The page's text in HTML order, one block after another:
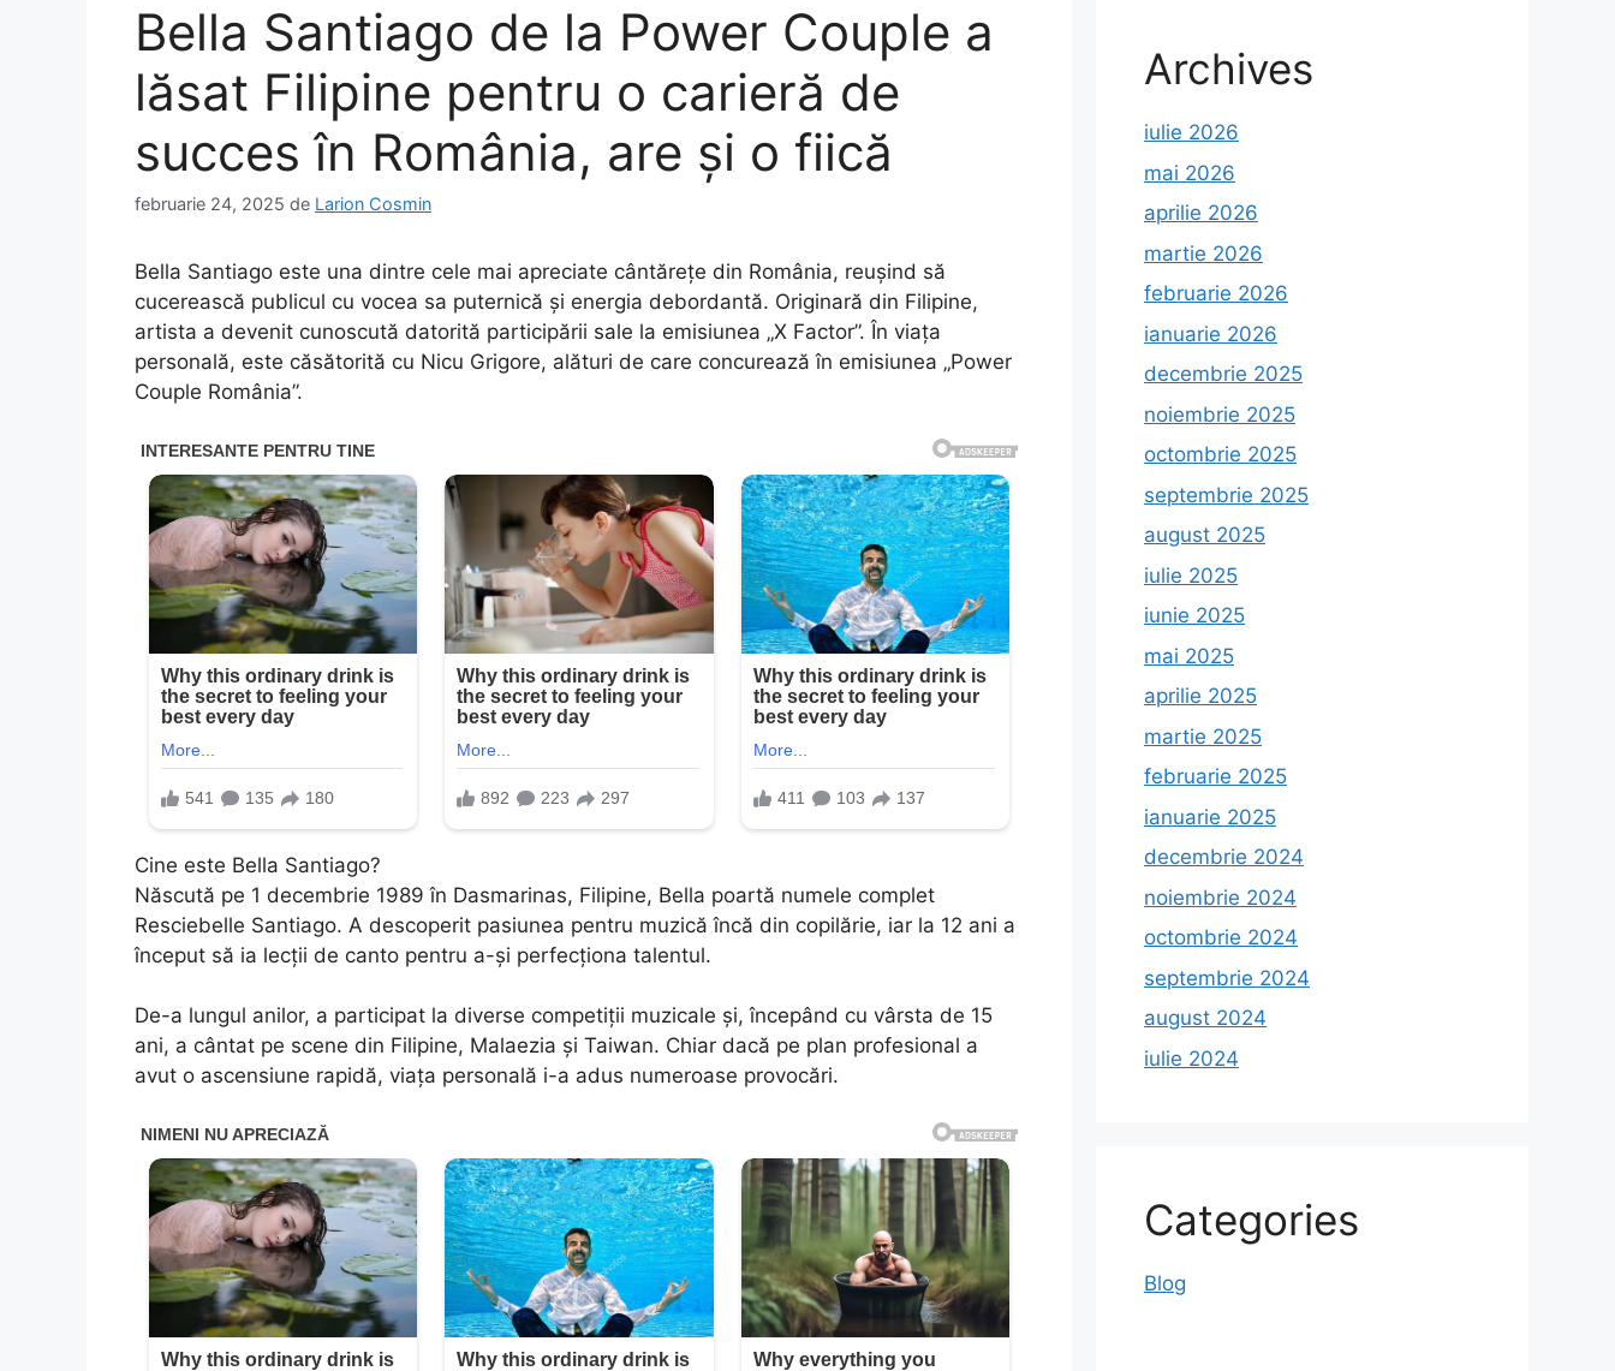
Bella Santiago de la Power Couple a
lăsat Filipine pentru o carieră de
succes în România, are și o fiică
februarie 24, 2025 de Larion Cosmin
Bella Santiago este una dintre cele mai apreciate cântărețe din România, reușind să
cucerească publicul cu vocea sa puternică și energia debordantă. Originară din Filipine,
artista a devenit cunoscută datorită participării sale la emisiunea „X Factor”. În viața
personală, este căsătorită cu Nicu Grigore, alături de care concurează în emisiunea „Power
Couple România”.
Cine este Bella Santiago?
Născută pe 1 decembrie 1989 în Dasmarinas, Filipine, Bella poartă numele complet
Resciebelle Santiago. A descoperit pasiunea pentru muzică încă din copilărie, iar la 12 ani a
început să ia lecții de canto pentru a-și perfecționa talentul.
De-a lungul anilor, a participat la diverse competiții muzicale și, începând cu vârsta de 15
ani, a cântat pe scene din Filipine, Malaezia și Taiwan. Chiar dacă pe plan profesional a
avut o ascensiune rapidă, viața personală i-a adus numeroase provocări.
Archives
iulie 2026
mai 2026
aprilie 2026
martie 2026
februarie 2026
ianuarie 2026
decembrie 2025
noiembrie 2025
octombrie 2025
septembrie 2025
august 2025
iulie 2025
iunie 2025
mai 2025
aprilie 2025
martie 2025
februarie 2025
ianuarie 2025
decembrie 2024
noiembrie 2024
octombrie 2024
septembrie 2024
august 2024
iulie 2024
Categories
Blog